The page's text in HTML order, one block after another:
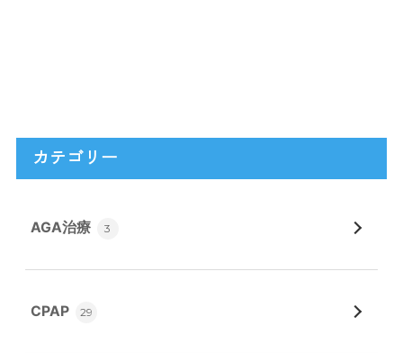
カテゴリー
AGA治療 3
CPAP 29